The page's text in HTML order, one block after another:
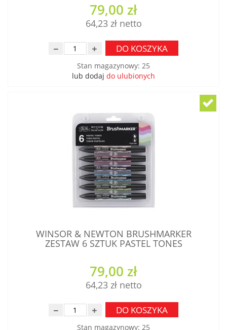
79,00 zł
64,23 zł
DO KOSZYKA
Stan magazynowy: 25
lub dodaj do ulubionych
WINSOR & NEWTON BRUSHMARKER
ZESTAW 6 SZTUK PASTEL TONES
79,00 zł
64,23 zł
DO KOSZYKA
Stan magazynowy: 25